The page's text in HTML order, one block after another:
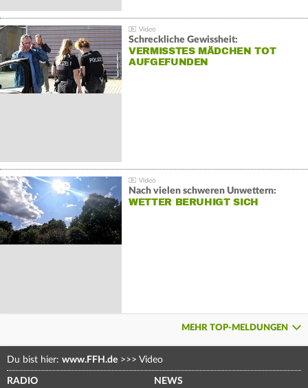
Schreckliche Gewissheit:
VERMISSTES MÄDCHEN TOT
AUFGEFUNDEN
Nach vielen schweren Unwettern:
WETTER BERUHIGT SICH
MEHR TOP-MELDUNGEN
Du bist hier: www.FFH.de >>> Video
RADIO NEWS